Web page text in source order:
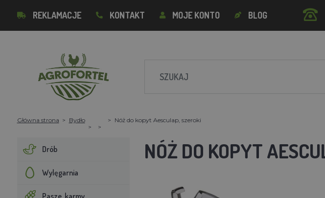
REKLAMACJE KONTAKT MOJE KONTO BLOG
Główna strona Bydło Nóż do kopyt Aesculap, szeroki
Drób
Wylęgarnia
Pasze, karmy
NÓŻ DO KOPYT